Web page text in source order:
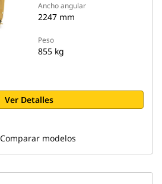
Ancho angular
2247 mm
Peso
855 kg
Ver Detalles
Comparar modelos